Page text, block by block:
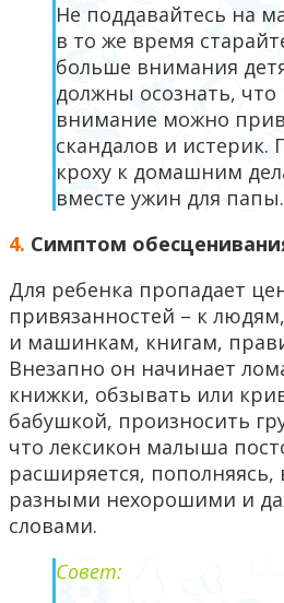
Не поддавайтесь на
в то же время
больше внимания
должны осознать, что
внимание можно
скандалов и истерик.
кроху к домашним
вместе ужин для папы.
4. Симптом
Для ребенка пропадает
привязанностей – к
и машинкам, книгам,
Внезапно он начинает
книжки, обзывать или
бабушкой, произносить
что лексикон малыша
расширяется, пополняясь,
разными нехорошими и
словами.
Совет: